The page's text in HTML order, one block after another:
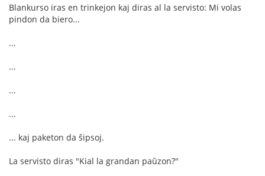
Blankurso iras en trinkejon kaj diras al la servisto: Mi volas
pindon da biero...
...
...
...
...
... kaj paketon da ŝipsoj.
La servisto diras "Kial la grandan paŭzon?"